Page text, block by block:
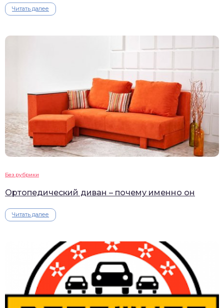
Читать далее
Без рубрики
Ортопедический диван – почему именно он
Читать далее